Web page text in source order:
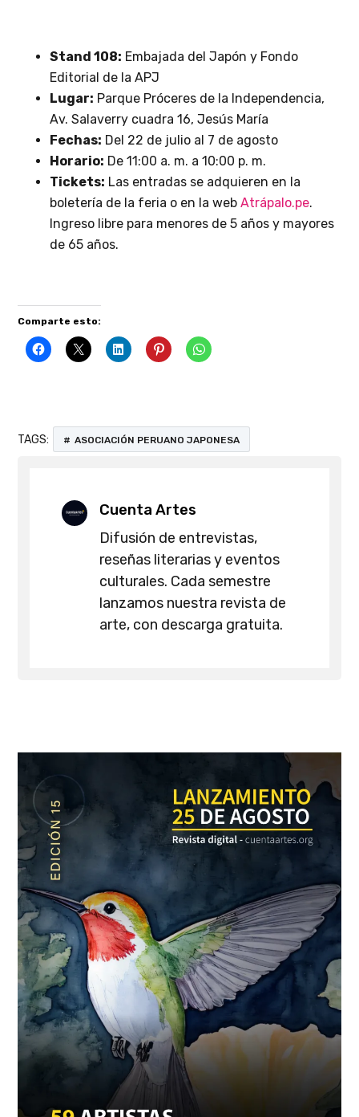
Stand 108: Embajada del Japón y Fondo
Editorial de la APJ
Lugar: Parque Próceres de la Independencia,
Av. Salaverry cuadra 16, Jesús María
Fechas: Del 22 de julio al 7 de agosto
Horario: De 11:00 a. m. a 10:00 p. m.
Tickets: Las entradas se adquieren en la
boletería de la feria o en la webAtrápalo.pe.
Ingreso libre para menores de 5 años y mayores
de 65 años.
Comparte esto:
TAGS: ASOCIACIÓN PERUANO JAPONESA
Cuenta Artes
Difusión de entrevistas,
reseñas literarias y eventos
culturales. Cada semestre
lanzamos nuestra revista de
arte, con descarga gratuita.